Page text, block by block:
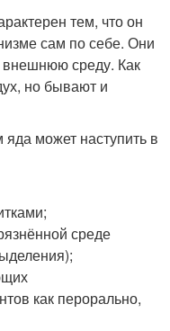
тем, что он
сам по себе. Они
внешнюю среду. Как
но бывают и
яда может наступить в
среде
как перорально,